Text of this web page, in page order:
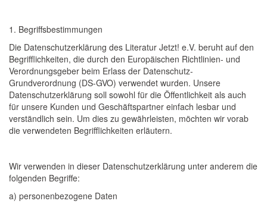
1. Begriffsbestimmungen
Die Datenschutzerklärung des Literatur Jetzt! e.V. beruht auf den
Begrifflichkeiten, die durch den Europäischen Richtlinien- und
Verordnungsgeber beim Erlass der Datenschutz-
Grundverordnung (DS-GVO) verwendet wurden. Unsere
Datenschutzerklärung soll sowohl für die Öffentlichkeit als auch
für unsere Kunden und Geschäftspartner einfach lesbar und
verständlich sein. Um dies zu gewährleisten, möchten wir vorab
die verwendeten Begrifflichkeiten erläutern.
Wir verwenden in dieser Datenschutzerklärung unter anderem die
folgenden Begriffe:
a) personenbezogene Daten